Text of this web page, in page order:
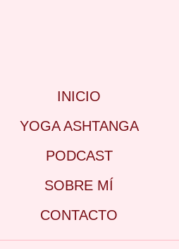
INICIO
YOGA ASHTANGA
PODCAST
SOBRE MÍ
CONTACTO